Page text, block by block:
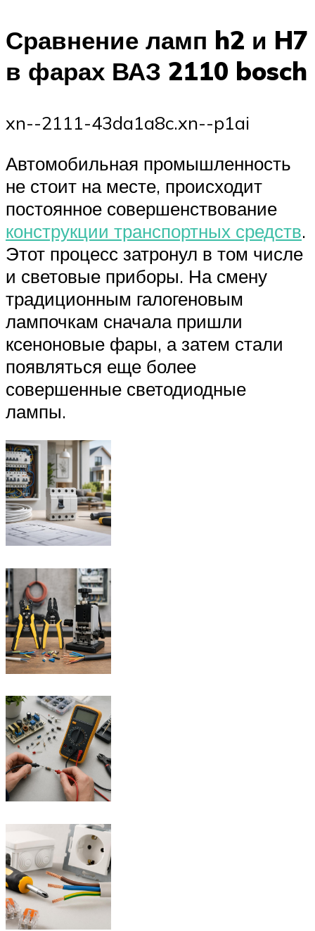
Сравнение ламп h2 и H7
в фарах ВАЗ 2110 bosch
xn--2111-43da1a8c.xn--p1ai
Автомобильная промышленность
не стоит на месте, происходит
постоянное совершенствование
конструкции транспортных средств.
Этот процесс затронул в том числе
и световые приборы. На смену
традиционным галогеновым
лампочкам сначала пришли
ксеноновые фары, а затем стали
появляться еще более
совершенные светодиодные
лампы.